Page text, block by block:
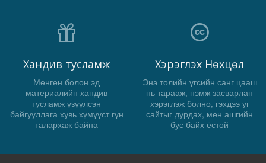
Хандив тусламж
Мөнгөн болон эд
материалийн хандив
тусламж үзүүлсэн
байгууллага хувь хүмүүст гүн
талархаж байна
Хэрэглэх Нөхцөл
Энэ толийн үгсийн санг цааш
нь тарааж, нэмж засварлан
хэрэглэж болно, гэхдээ уг
сайтыг дурдах, мөн ашгийн
бус байх ёстой